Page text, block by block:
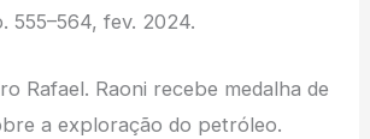
555–564, fev. 2024.
Rafael. Raoni recebe medalha de
a exploração do petróleo.